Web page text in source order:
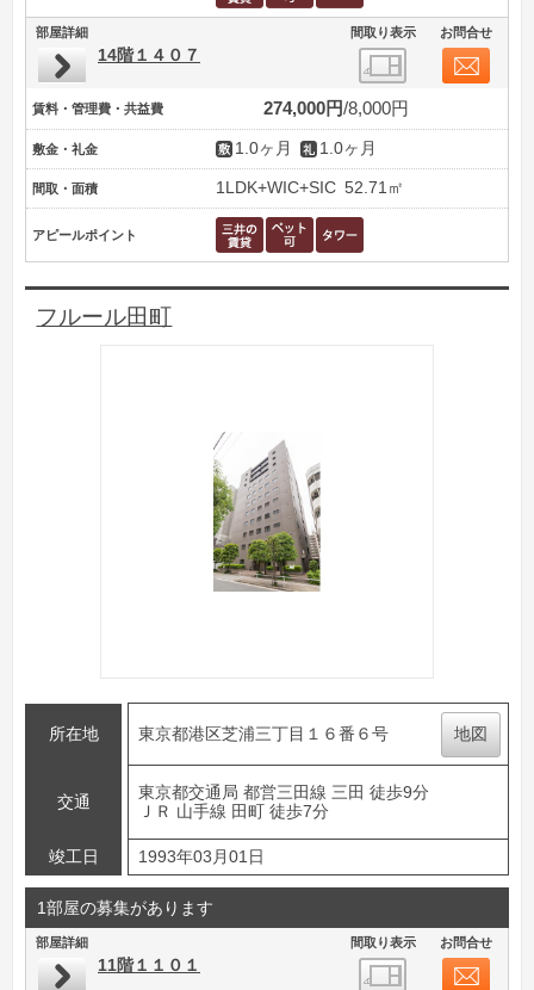
部屋詳細 間取り表示 お問合せ
14階１４０７
賃料・管理費・共益費 274,000円 8,000円
敷金・礼金 1.0ヶ月 1.0ヶ月
間取・面積 1LDK+WIC+SIC 52.71㎡
アピールポイント
フルール田町
所在地 東京都港区芝浦三丁目１６番６号 地図
交通
東京都交通局 都営三田線 三田 徒歩9分
ＪＲ 山手線 田町 徒歩7分
竣工日 1993年03月01日
1部屋の募集があります
部屋詳細 間取り表示 お問合せ
11階１１０１